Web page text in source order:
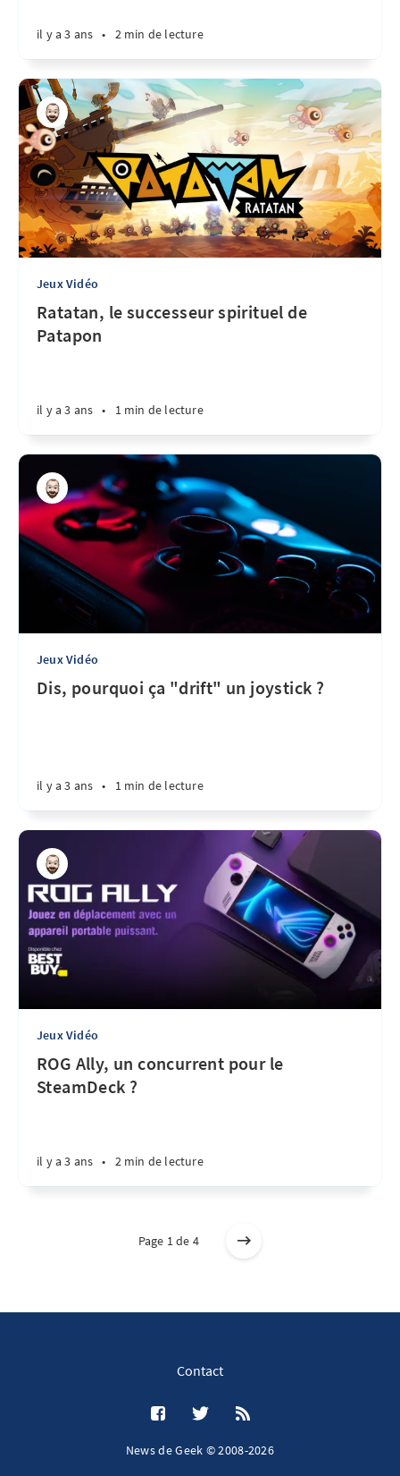
il y a 3 ans • 2 min de lecture
Jeux Vidéo
Ratatan, le successeur spirituel de
Patapon
il y a 3 ans • 1 min de lecture
Jeux Vidéo
Dis, pourquoi ça "drift" un joystick ?
il y a 3 ans • 1 min de lecture
Jeux Vidéo
ROG Ally, un concurrent pour le
SteamDeck ?
il y a 3 ans • 2 min de lecture
Page 1 de 4
Contact
News de Geek © 2008-2026